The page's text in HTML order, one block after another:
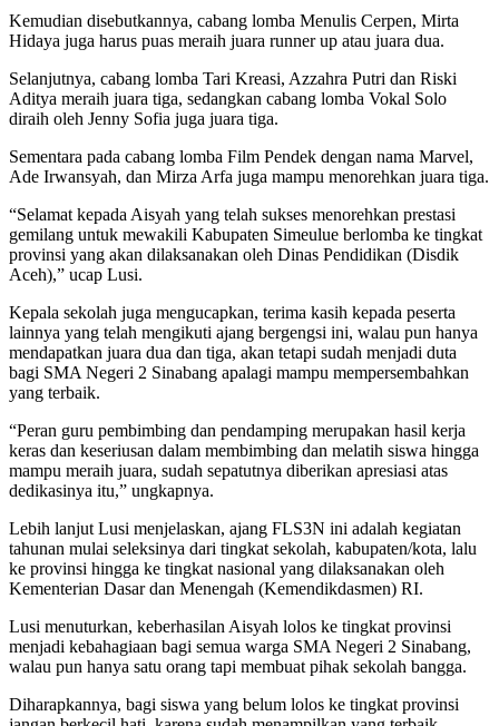
Kemudian disebutkannya, cabang lomba Menulis Cerpen, Mirta
Hidaya juga harus puas meraih juara runner up atau juara dua.
Selanjutnya, cabang lomba Tari Kreasi, Azzahra Putri dan Riski
Aditya meraih juara tiga, sedangkan cabang lomba Vokal Solo
diraih oleh Jenny Sofia juga juara tiga.
Sementara pada cabang lomba Film Pendek dengan nama Marvel,
Ade Irwansyah, dan Mirza Arfa juga mampu menorehkan juara tiga.
“Selamat kepada Aisyah yang telah sukses menorehkan prestasi
gemilang untuk mewakili Kabupaten Simeulue berlomba ke tingkat
provinsi yang akan dilaksanakan oleh Dinas Pendidikan (Disdik
Aceh),” ucap Lusi.
Kepala sekolah juga mengucapkan, terima kasih kepada peserta
lainnya yang telah mengikuti ajang bergengsi ini, walau pun hanya
mendapatkan juara dua dan tiga, akan tetapi sudah menjadi duta
bagi SMA Negeri 2 Sinabang apalagi mampu mempersembahkan
yang terbaik.
“Peran guru pembimbing dan pendamping merupakan hasil kerja
keras dan keseriusan dalam membimbing dan melatih siswa hingga
mampu meraih juara, sudah sepatutnya diberikan apresiasi atas
dedikasinya itu,” ungkapnya.
Lebih lanjut Lusi menjelaskan, ajang FLS3N ini adalah kegiatan
tahunan mulai seleksinya dari tingkat sekolah, kabupaten/kota, lalu
ke provinsi hingga ke tingkat nasional yang dilaksanakan oleh
Kementerian Dasar dan Menengah (Kemendikdasmen) RI.
Lusi menuturkan, keberhasilan Aisyah lolos ke tingkat provinsi
menjadi kebahagiaan bagi semua warga SMA Negeri 2 Sinabang,
walau pun hanya satu orang tapi membuat pihak sekolah bangga.
Diharapkannya, bagi siswa yang belum lolos ke tingkat provinsi